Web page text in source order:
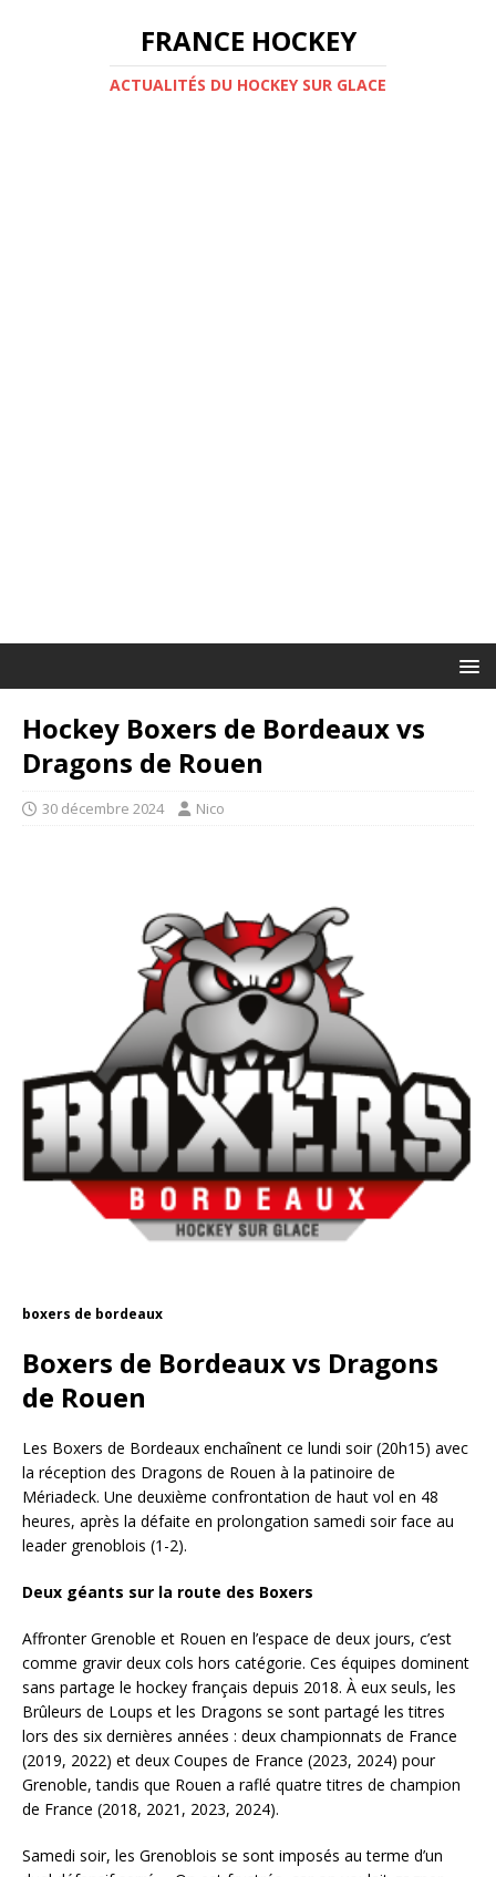
FRANCE HOCKEY
ACTUALITÉS DU HOCKEY SUR GLACE
Hockey Boxers de Bordeaux vs
Dragons de Rouen
30 décembre 2024 Nico
boxers de bordeaux
Boxers de Bordeaux vs Dragons
de Rouen
Les Boxers de Bordeaux enchaînent ce lundi soir (20h15) avec
la réception des Dragons de Rouen à la patinoire de
Mériadeck. Une deuxième confrontation de haut vol en 48
heures, après la défaite en prolongation samedi soir face au
leader grenoblois (1-2).
Deux géants sur la route des Boxers
Affronter Grenoble et Rouen en l’espace de deux jours, c’est
comme gravir deux cols hors catégorie. Ces équipes dominent
sans partage le hockey français depuis 2018. À eux seuls, les
Brûleurs de Loups et les Dragons se sont partagé les titres
lors des six dernières années : deux championnats de France
(2019, 2022) et deux Coupes de France (2023, 2024) pour
Grenoble, tandis que Rouen a raflé quatre titres de champion
de France (2018, 2021, 2023, 2024).
Samedi soir, les Grenoblois se sont imposés au terme d’un